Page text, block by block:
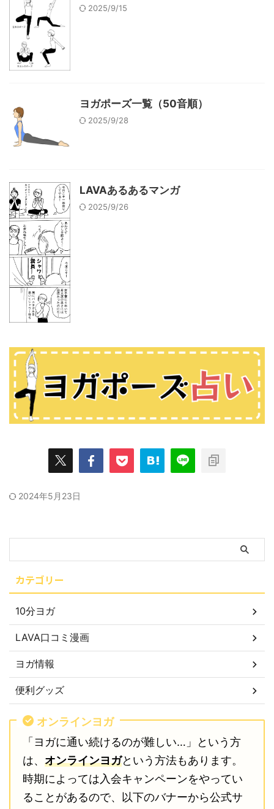
ヨガポーズ一覧（50音順）
LAVAあるあるマンガ
2024年5月23日
カテゴリー
10分ヨガ
LAVA口コミ漫画
ヨガ情報
便利グッズ
オンラインヨガ
「ヨガに通い続けるのが難しい…」という方
は、 オンラインヨガという方法もあります。
時期によっては入会キャンペーンをやってい
ることがあるので、以下のバナーから公式サ